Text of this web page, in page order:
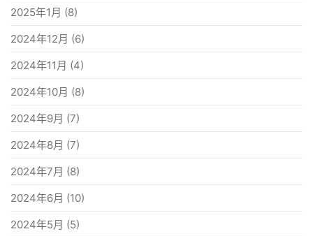
2025年1月 (8)
2024年12月 (6)
2024年11月 (4)
2024年10月 (8)
2024年9月 (7)
2024年8月 (7)
2024年7月 (8)
2024年6月 (10)
2024年5月 (5)